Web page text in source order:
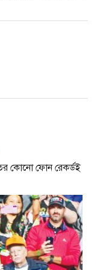
কোনো ফোন রেকর্ডই